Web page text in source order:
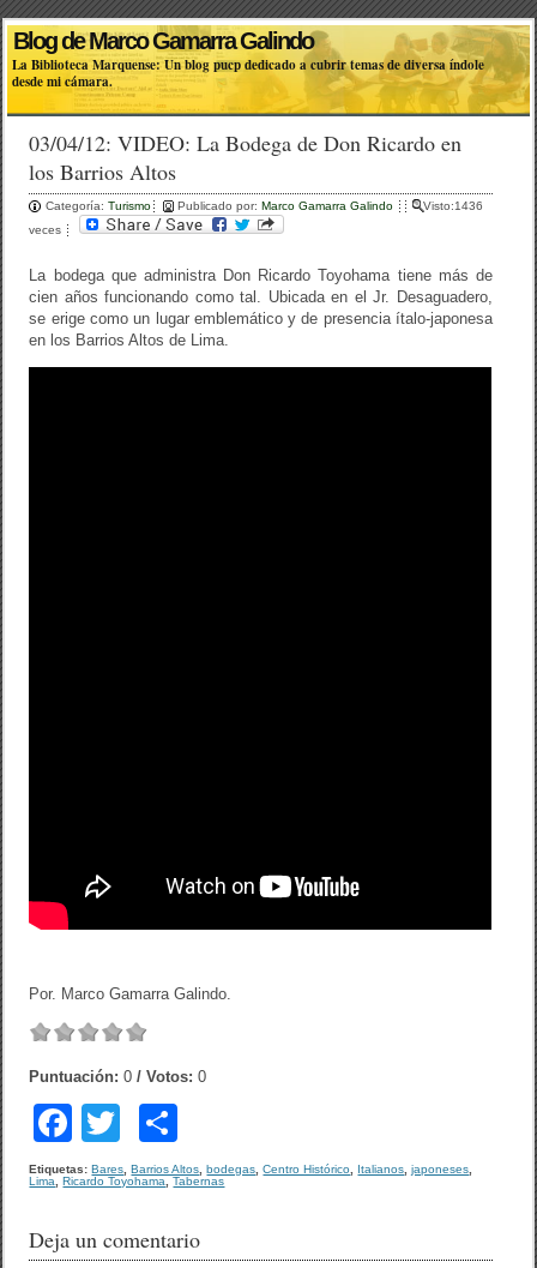
Blog de Marco Gamarra Galindo
La Biblioteca Marquense: Un blog pucp dedicado a cubrir temas de diversa índole
desde mi cámara.
03/04/12: VIDEO: La Bodega de Don Ricardo en
los Barrios Altos
Categoría:Turismo Publicado por:Marco Gamarra Galindo
Visto:1436
veces
La bodega que administra Don Ricardo Toyohama tiene más de
cien años funcionando como tal. Ubicada en el Jr. Desaguadero,
se erige como un lugar emblemático y de presencia ítalo-japonesa
en los Barrios Altos de Lima.
Por. Marco Gamarra Galindo.
Puntuación:0 / Votos:0
F
a
c
e
wi
tt
er
o
m
p
Etiquetas:Bares ,Barrios Altos ,bodegas ,Centro Histórico Italianos ,japoneses
Lima
,Ricardo Toyohama ,Tabernas
Deja un comentario